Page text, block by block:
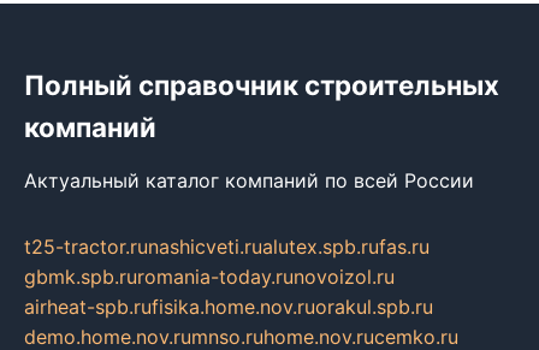
Полный справочник строительных
компаний
Актуальный каталог компаний по всей России
t25-tractor.runashicveti.rualutex.spb.rufas.ru
gbmk.spb.ruromania-today.runovoizol.ru
airheat-spb.rufisika.home.nov.ruorakul.spb.ru
demo.home.nov.rumnso.ruhome.nov.rucemko.ru